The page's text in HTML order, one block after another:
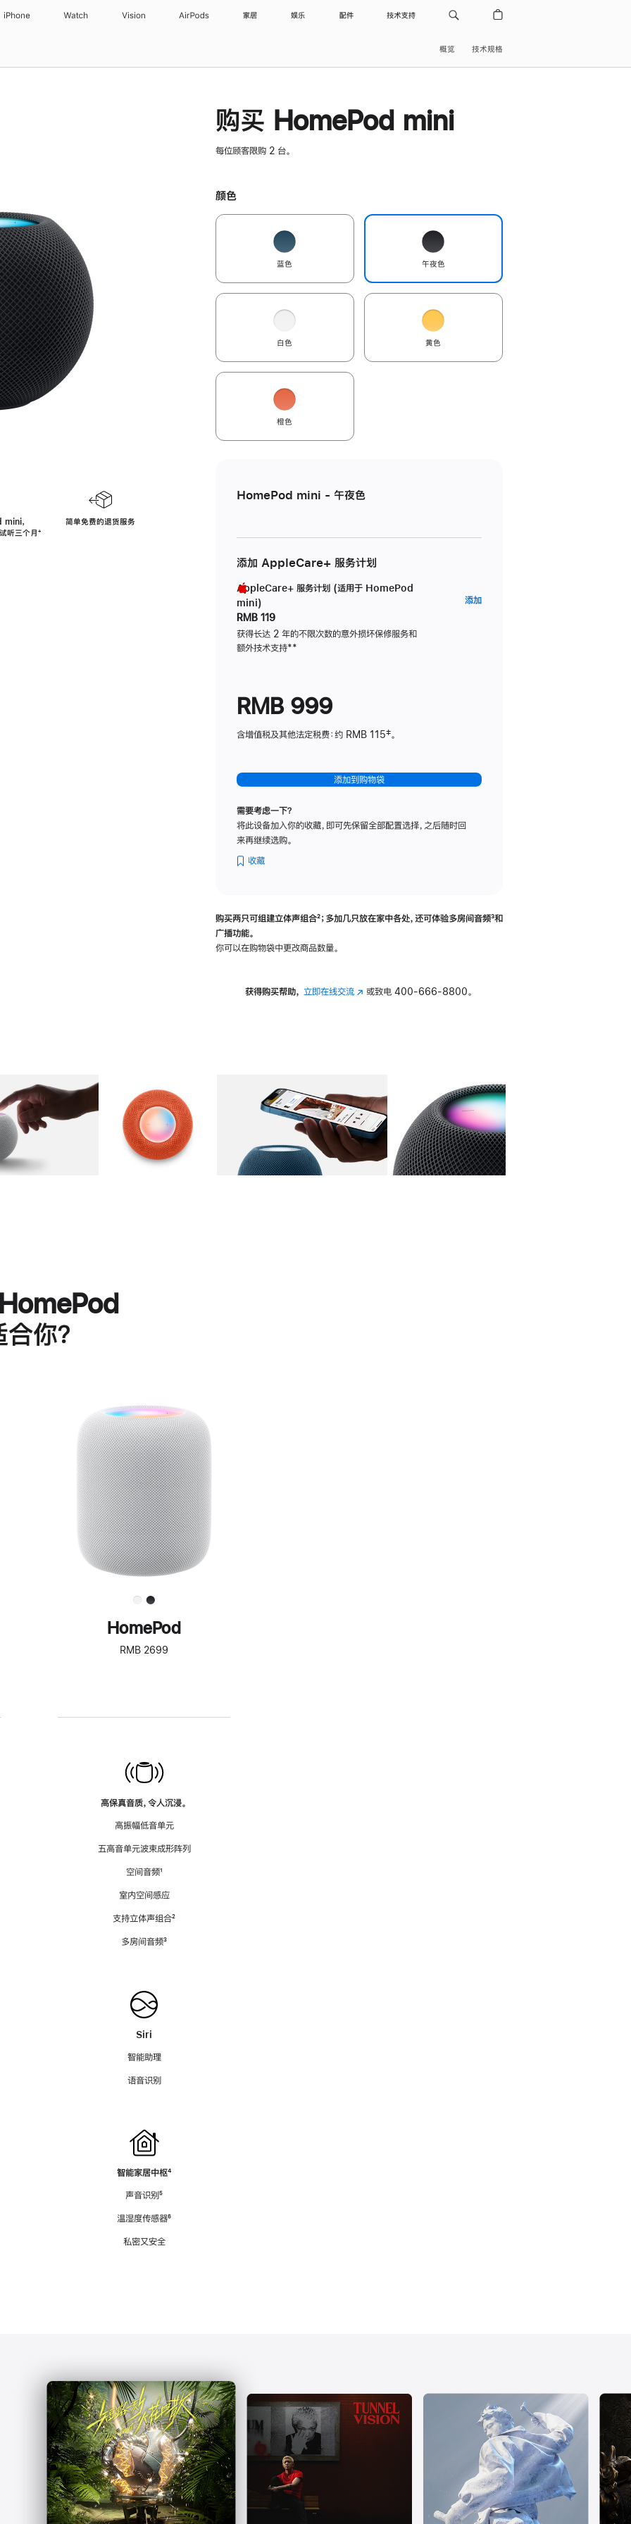
iPhone Watch Vision AirPods 家居 娱乐 配件 技术支持
概览 技术规格
，
听三个月脚
⁺
简单免费的退货服务
购买 HomePod mini
每位顾客限购 2 台。
颜色
蓝色 午夜色
白色 黄色
橙色
HomePod mini - 午夜色
添加 AppleCare+ 服务计划
AppleCare+ 服务计划 (适用于 HomePod
mini)
RMB 119
获得长达 2 年的不限次数的意外损坏保修服务和
额外技术支持脚
**
添加AppleCare+
RMB 999
含增值税及其他法定税费：约 RMB 115‡。
添加到购物袋
需要考虑一下？
将此设备加入你的收藏，即可先保留全部配置选择，之后随时回
来再继续选购。
收藏
购买两只可组建立体声组合脚
²；多加几只放在家中各处，还可体验多‍房‍间音频脚
³和
广播功能。
你可以在购物袋中更改商品数量。
获得购买帮助， 立即在线交流(在 或致电 400-666-8800。
图库 图像 图库 图像 图库 图像 4 图库 图像 5
你？
进
一
步
了
解
HomePod<
HomePod
RMB 2699
高保真音质，令人沉浸。
高振幅低音单元
五高音单元波束成形阵列
空间音频脚
¹
室内空间感应
支持立体声组合脚
²
多房间音频脚
³
Siri
智能助理
语音识别
智能家居中枢脚
⁴
声音识别脚
⁵
温湿度传感器脚
⁶
私密又安全